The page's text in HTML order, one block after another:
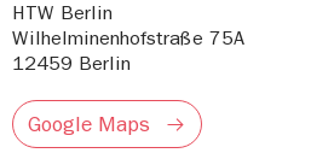
HTW Berlin
Wilhelminenhofstraße 75A
12459 Berlin
Google Maps